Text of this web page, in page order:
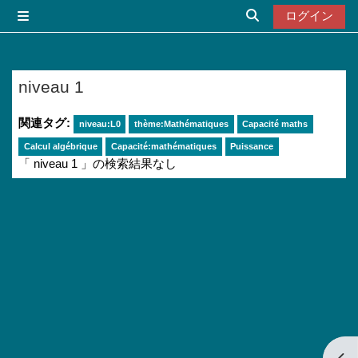
検索入力に切り替
ログイン
niveau 1
関連タグ: niveau:L0 thème:Mathématiques Capacité maths
Calcul algébrique Capacité:mathématiques Puissance
「 niveau 1 」の検索結果なし